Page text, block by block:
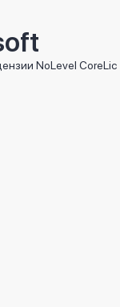
NoLevel CoreLic